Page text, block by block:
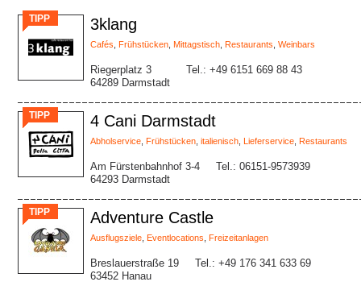
TIPP 3klang
Cafés Frühstücken Mittagstisch Restaurants Weinbars
Riegerplatz 3
64289 Darmstadt
Tel.: +49 6151 669 88 43
TIPP 4 Cani Darmstadt
Abholservice Frühstücken italienisch Lieferservice Restaurants
Am Fürstenbahnhof 3-4
64293 Darmstadt
Tel.: 06151-9573939
TIPP Adventure Castle
Ausflugsziele Eventlocations Freizeitanlagen
Breslauerstraße 19
63452 Hanau
Tel.: +49 176 341 633 69